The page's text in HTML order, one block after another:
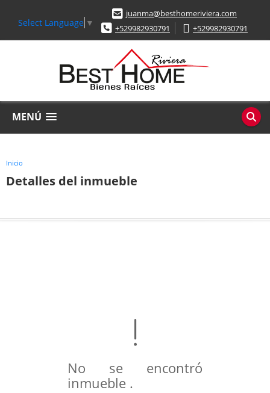
Select Language ▼
juanma@besthomeriviera.com
+529982930791
+529982930791
MENÚ
Inicio
Detalles del inmueble
No se encontró
inmueble .